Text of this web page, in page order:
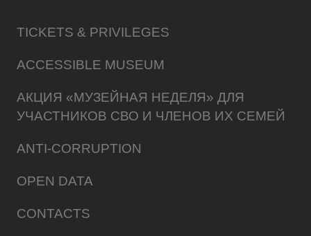
TICKETS & PRIVILEGES
ACCESSIBLE MUSEUM
АКЦИЯ «МУЗЕЙНАЯ НЕДЕЛЯ» ДЛЯ
УЧАСТНИКОВ СВО И ЧЛЕНОВ ИХ СЕМЕЙ
ANTI-CORRUPTION
OPEN DATA
CONTACTS